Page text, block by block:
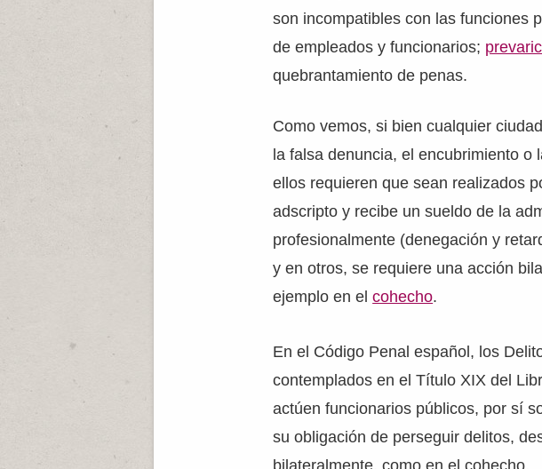
son incompatibles con las funciones
de empleados y funcionarios;
quebrantamiento de penas.
Como vemos, si bien cualquier
la falsa denuncia, el encubrimiento
ellos requieren que sean realizados
adscripto y recibe un sueldo de la
profesionalmente (denegación y
y en otros, se requiere una acción
ejemplo en elcohecho.
En el Código Penal español, los
contemplados en el Título XIX del
actúen funcionarios públicos, por sí
su obligación de perseguir delitos,
bilateralmente, como en el cohecho.